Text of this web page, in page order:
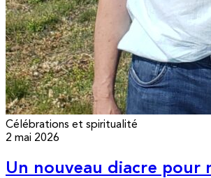
Célébrations et spiritualité
2 mai 2026
Un nouveau diacre pour